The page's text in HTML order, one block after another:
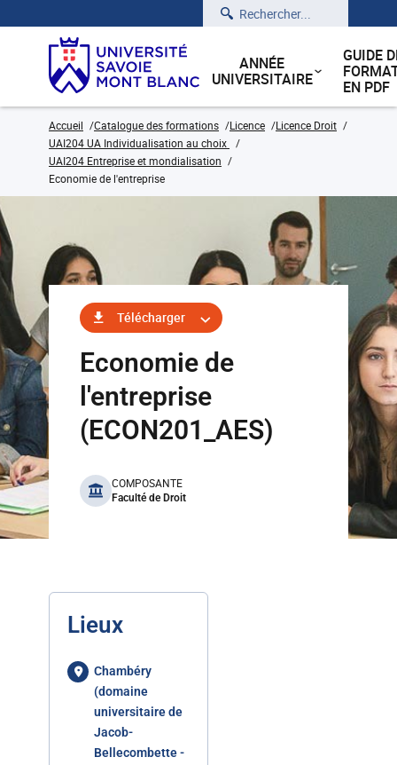
Rechercher
ANNÉE
UNIVERSITAIRE
GUIDE
EN PDF
Accueil Catalogue des formations Licence
Licence Droit
UAI204 UA Individualisation au choix
UAI204 Entreprise et mondialisation
Economie de l'entreprise
Télécharger
Economie de
l'entreprise
(ECON201_AES)
benefits
COMPOSANTE
Faculté de Droit
Lieux
Chambéry
(domaine
universitaire de
Jacob-
Bellecombette -